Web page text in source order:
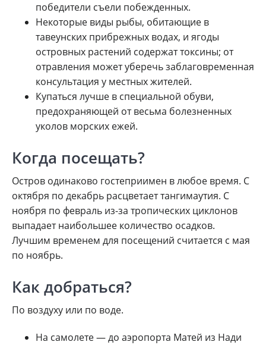
победители съели побежденных.
Некоторые виды рыбы, обитающие в
тавеунских прибрежных водах, и ягоды
островных растений содержат токсины; от
отравления может уберечь заблаговременная
консультация у местных жителей.
Купаться лучше в специальной обуви,
предохраняющей от весьма болезненных
уколов морских ежей.
Когда посещать?
Остров одинаково гостеприимен в любое время. С
октября по декабрь расцветает тангимаутия. С
ноября по февраль из-за тропических циклонов
выпадает наибольшее количество осадков.
Лучшим временем для посещений считается с мая
по ноябрь.
Как добраться?
По воздуху или по воде.
На самолете — до аэропорта Матей из Нади